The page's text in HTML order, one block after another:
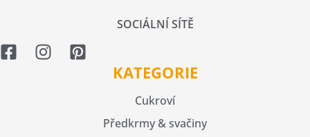
SOCIÁLNÍ SÍTĚ
KATEGORIE
Cukroví
Předkrmy & svačiny